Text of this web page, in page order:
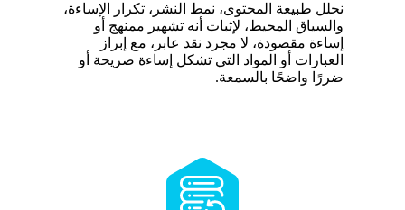
نحلل طبيعة المحتوى، نمط النشر، تكرار الإساءة،
والسياق المحيط، لإثبات أنه تشهير ممنهج أو
إساءة مقصودة، لا مجرد نقد عابر، مع إبراز
العبارات أو المواد التي تشكل إساءة صريحة أو
ضررًا واضحًا بالسمعة.